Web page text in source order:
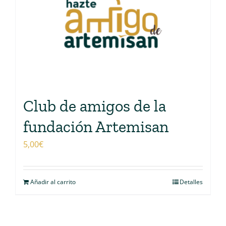
Club de amigos de la
fundación Artemisan
5,00€
Añadir al carrito Detalles